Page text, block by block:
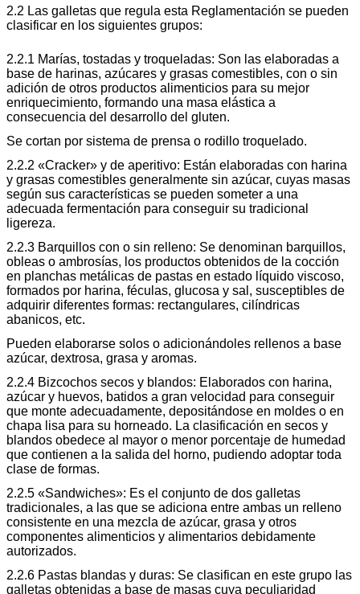
2.2 Las galletas que regula esta Reglamentación se pueden
clasificar en los siguientes grupos:
2.2.1 Marías, tostadas y troqueladas: Son las elaboradas a
base de harinas, azúcares y grasas comestibles, con o sin
adición de otros productos alimenticios para su mejor
enriquecimiento, formando una masa elástica a
consecuencia del desarrollo del gluten.
Se cortan por sistema de prensa o rodillo troquelado.
2.2.2 «Cracker» y de aperitivo: Están elaboradas con harina
y grasas comestibles generalmente sin azúcar, cuyas masas
según sus características se pueden someter a una
adecuada fermentación para conseguir su tradicional
ligereza.
2.2.3 Barquillos con o sin relleno: Se denominan barquillos,
obleas o ambrosías, los productos obtenidos de la cocción
en planchas metálicas de pastas en estado líquido viscoso,
formados por harina, féculas, glucosa y sal, susceptibles de
adquirir diferentes formas: rectangulares, cilíndricas
abanicos, etc.
Pueden elaborarse solos o adicionándoles rellenos a base
azúcar, dextrosa, grasa y aromas.
2.2.4 Bizcochos secos y blandos: Elaborados con harina,
azúcar y huevos, batidos a gran velocidad para conseguir
que monte adecuadamente, depositándose en moldes o en
chapa lisa para su horneado. La clasificación en secos y
blandos obedece al mayor o menor porcentaje de humedad
que contienen a la salida del horno, pudiendo adoptar toda
clase de formas.
2.2.5 «Sandwiches»: Es el conjunto de dos galletas
tradicionales, a las que se adiciona entre ambas un relleno
consistente en una mezcla de azúcar, grasa y otros
componentes alimenticios y alimentarios debidamente
autorizados.
2.2.6 Pastas blandas y duras: Se clasifican en este grupo las
galletas obtenidas a base de masas cuya peculiaridad